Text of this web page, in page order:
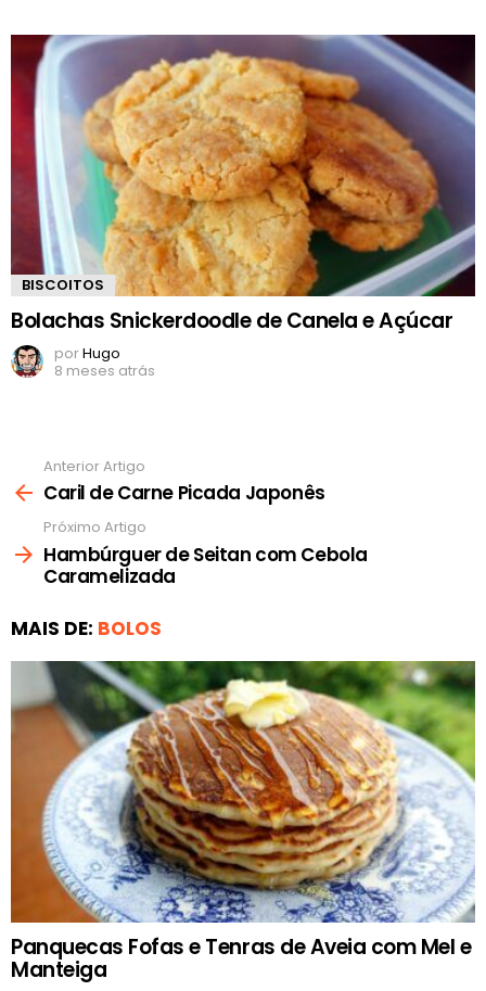
BISCOITOS
Bolachas Snickerdoodle de Canela e Açúcar
porHugo
8 meses atrás
mais
Anterior Artigo
Caril de Carne Picada Japonês
Próximo Artigo
Hambúrguer de Seitan com Cebola
Caramelizada
MAIS DE: BOLOS
Panquecas Fofas e Tenras de Aveia com Mel e
Manteiga